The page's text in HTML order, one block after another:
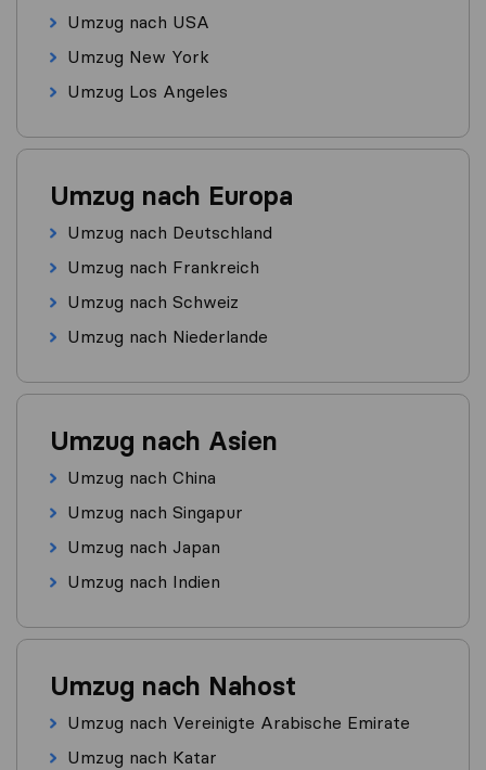
Umzug nach USA
Umzug New York
Umzug Los Angeles
Umzug nach Europa
Umzug nach Deutschland
Umzug nach Frankreich
Umzug nach Schweiz
Umzug nach Niederlande
Umzug nach Asien
Umzug nach China
Umzug nach Singapur
Umzug nach Japan
Umzug nach Indien
Umzug nach Nahost
Umzug nach Vereinigte Arabische Emirate
Umzug nach Katar